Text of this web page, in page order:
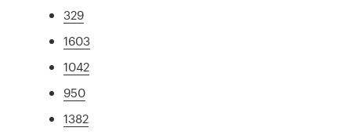
329
1603
1042
950
1382